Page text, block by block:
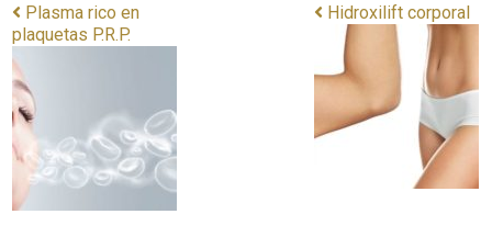
Plasma rico en
plaquetas P.R.P.
Hidroxilift corporal